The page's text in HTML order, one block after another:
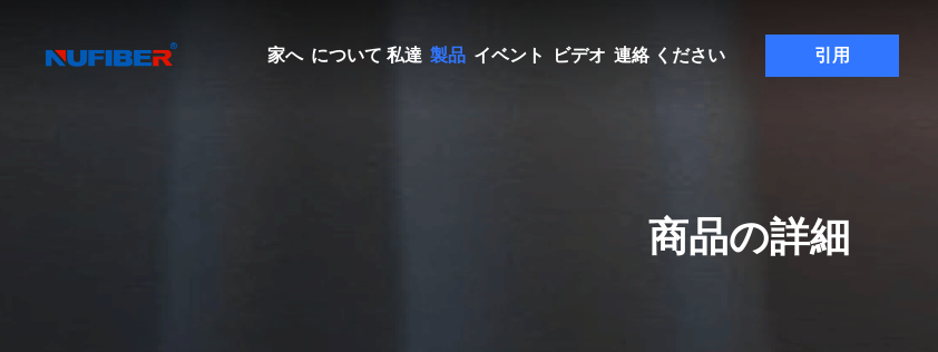
家へ について 私達 製品 イベント ビデオ 連絡 ください 引用
商品の詳細